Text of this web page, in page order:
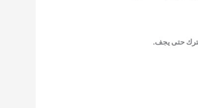
حتى يجف.